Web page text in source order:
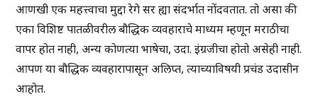
आणखी एक महत्त्वाचा मुद्दा रेगे सर ह्या संदर्भात नोंदवतात. तो असा की
एका विशिष्ट पातळीवरील बौद्धिक व्यवहाराचे माध्यम म्हणून मराठीचा
वापर होत नाही, अन्य कोणत्या भाषेचा, उदा. इंग्रजीचा होतो असेही नाही.
आपण या बौद्धिक व्यवहारापासून अलिप्त, त्याच्याविषयी प्रचंड उदासीन
आहोत.